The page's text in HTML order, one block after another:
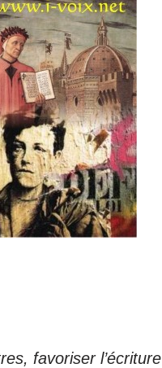
favoriser l’écriture